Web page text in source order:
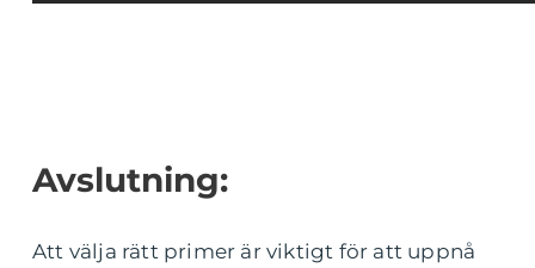
Avslutning:
Att välja rätt primer är viktigt för att uppnå